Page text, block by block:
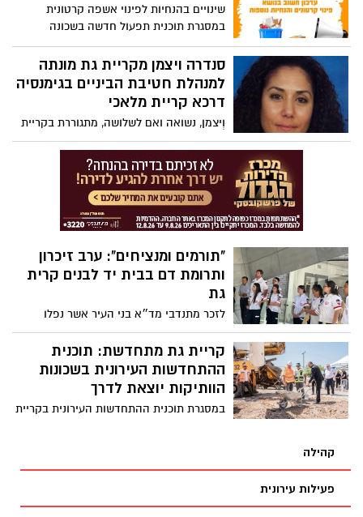
שינויים בהנחיות לפינוי אשפה קרטונית
במסגרת תוכנית תפעול חדשה בשכונה
סנדרה ויצמן מקריית גת מונתה
למנהלת חטיבת הביניים בגימנסיה
דרכא קריית מלאכי
וְיצמן, נשואה ואם לשלושה, מתגוררת בקריית
גת ומביאה עמה ניסיון של 28 שנות עשייה
חינוכית ופדגוגית
"תורמים ומנציחים": ערב זיכרון
ותרומת דם בבית יד לבנים קרית
גת
לזכר מתנדבי מד״א בני העיר אשר נפלו
במערכות ישראל
קריית גת מתחדשת: תוכנית
ההתחדשות העירונית בשכונות
הוותיקות יוצאת לדרך
במסגרת תוכנית ההתחדשות העירונית בקריית
קהילה
פעילות עירונית